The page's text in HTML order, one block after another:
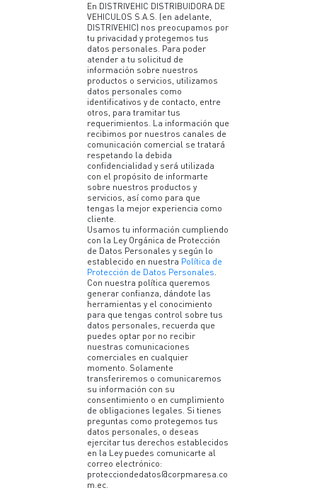
En DISTRIVEHIC DISTRIBUIDORA DE
VEHICULOS S.A.S. (en adelante,
DISTRIVEHIC) nos preocupamos por
tu privacidad y protegemos tus
datos personales. Para poder
atender a tu solicitud de
información sobre nuestros
productos o servicios, utilizamos
datos personales como
identificativos y de contacto, entre
otros, para tramitar tus
requerimientos. La información que
recibimos por nuestros canales de
comunicación comercial se tratará
respetando la debida
confidencialidad y será utilizada
con el propósito de informarte
sobre nuestros productos y
servicios, así como para que
tengas la mejor experiencia como
cliente.
Usamos tu información cumpliendo
con la Ley Orgánica de Protección
de Datos Personales y según lo
establecido en nuestra Política de
Protección de Datos Personales.
Con nuestra política queremos
generar confianza, dándote las
herramientas y el conocimiento
para que tengas control sobre tus
datos personales, recuerda que
puedes optar por no recibir
nuestras comunicaciones
comerciales en cualquier
momento. Solamente
transferiremos o comunicaremos
su información con su
consentimiento o en cumplimiento
de obligaciones legales. Si tienes
preguntas como protegemos tus
datos personales, o deseas
ejercitar tus derechos establecidos
en la Ley puedes comunicarte al
correo electrónico:
protecciondedatos@corpmaresa.co
m.ec.